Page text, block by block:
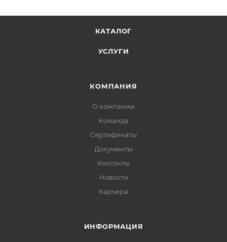
КАТАЛОГ
УСЛУГИ
КОМПАНИЯ
О компании
Команда
Сертификаты
Документы
Контакты
Новости
Карьера
ИНФОРМАЦИЯ